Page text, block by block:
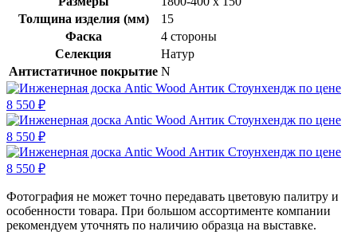
Толщина изделия (мм)
15
Фаска
4 стороны
Селекция
Натур
Антистатичное покрытие N
Фотография не может точно передавать цветовую палитру и
особенности товара. При большом ассортименте компании
рекомендуем уточнять по наличию образца на выставке.